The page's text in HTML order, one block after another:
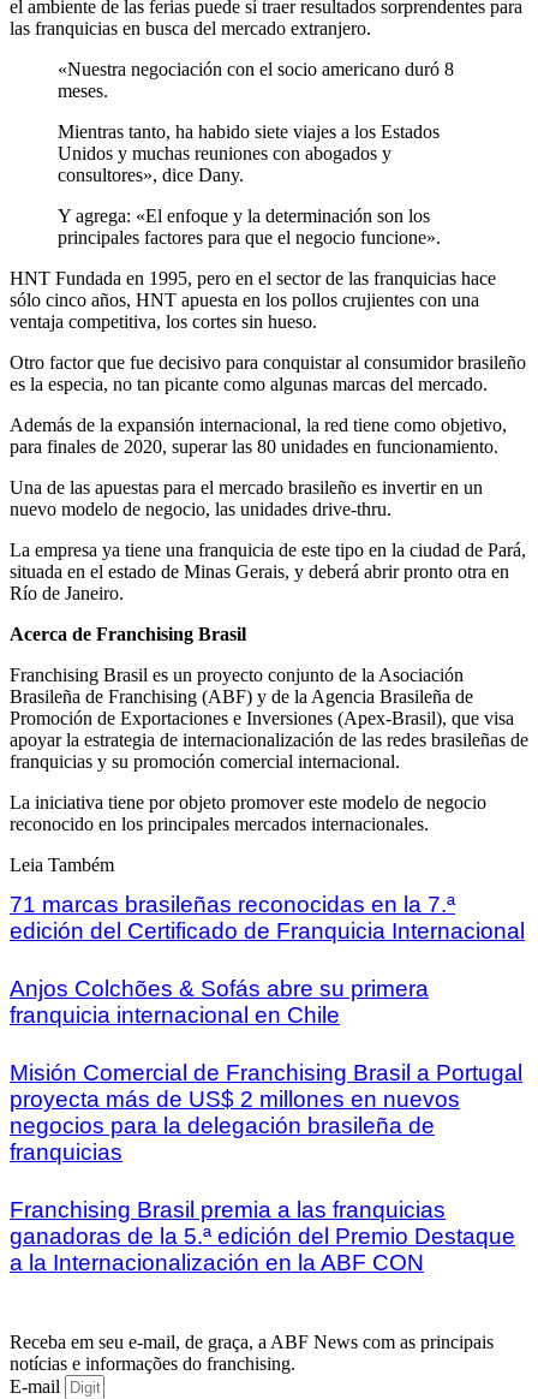
el ambiente de las ferias puede sí traer resultados sorprendentes para
las franquicias en busca del mercado extranjero.
«Nuestra negociación con el socio americano duró 8
meses.
Mientras tanto, ha habido siete viajes a los Estados
Unidos y muchas reuniones con abogados y
consultores», dice Dany.
Y agrega: «El enfoque y la determinación son los
principales factores para que el negocio funcione».
HNT Fundada en 1995, pero en el sector de las franquicias hace
sólo cinco años, HNT apuesta en los pollos crujientes con una
ventaja competitiva, los cortes sin hueso.
Otro factor que fue decisivo para conquistar al consumidor brasileño
es la especia, no tan picante como algunas marcas del mercado.
Además de la expansión internacional, la red tiene como objetivo,
para finales de 2020, superar las 80 unidades en funcionamiento.
Una de las apuestas para el mercado brasileño es invertir en un
nuevo modelo de negocio, las unidades drive-thru.
La empresa ya tiene una franquicia de este tipo en la ciudad de Pará,
situada en el estado de Minas Gerais, y deberá abrir pronto otra en
Río de Janeiro.
Acerca de Franchising Brasil
Franchising Brasil es un proyecto conjunto de la Asociación
Brasileña de Franchising (ABF) y de la Agencia Brasileña de
Promoción de Exportaciones e Inversiones (Apex-Brasil), que visa
apoyar la estrategia de internacionalización de las redes brasileñas de
franquicias y su promoción comercial internacional.
La iniciativa tiene por objeto promover este modelo de negocio
reconocido en los principales mercados internacionales.
Leia Também
71 marcas brasileñas reconocidas en la 7.ª
edición del Certificado de Franquicia Internacional
Anjos Colchões & Sofás abre su primera
franquicia internacional en Chile
Misión Comercial de Franchising Brasil a Portugal
proyecta más de US$ 2 millones en nuevos
negocios para la delegación brasileña de
franquicias
Franchising Brasil premia a las franquicias
ganadoras de la 5.ª edición del Premio Destaque
a la Internacionalización en la ABF CON
Receba em seu e-mail, de graça, a ABF News com as principais
notícias e informações do franchising.
E-mail